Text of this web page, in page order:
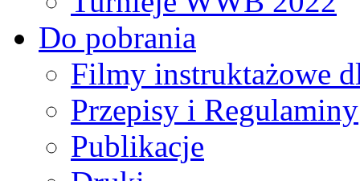
Do pobrania
Filmy instruktażowe
Przepisy i Regulaminy
Publikacje